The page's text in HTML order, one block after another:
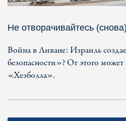
Не отворачивайтесь (снова)
Война в Ливане: Израиль
безопасности»? От этого
«Хезболла».